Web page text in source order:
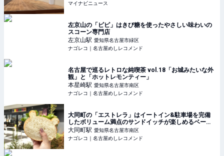
マイナビニュース
左京山の「ピピ」はきび糖を使ったやさしい味わいの
スコーン専門店
左京山駅 愛知県名古屋市緑区
ナゴレコ｜名古屋めしレコメンド
名古屋で巡るレトロな純喫茶 vol.18「お城みたいな外
観」と「ホットレモンティー」
本星崎駅 愛知県名古屋市南区
ナゴレコ｜名古屋めしレコメンド
大同町の「エストレラ」はイートイン&駐車場を完備
したボリューム満点のサンドイッチが楽しめるベーカ
リー
大同町駅 愛知県名古屋市南区
ナゴレコ｜名古屋めしレコメンド